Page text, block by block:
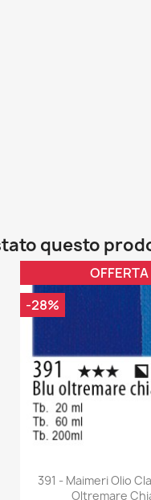
questo
391 - Maimeri Olio
Oltremare
OFFERTA
-28%